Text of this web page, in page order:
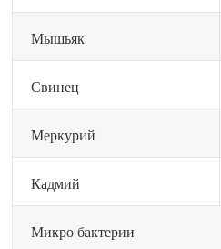
Мышьяк
Свинец
Меркурий
Кадмий
Микро бактерии